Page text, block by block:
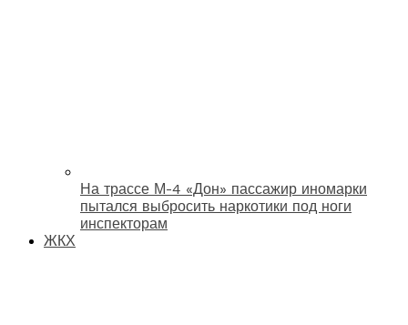
На трассе М-4 «Дон» пассажир иномарки
пытался выбросить наркотики под ноги
инспекторам
ЖКХ